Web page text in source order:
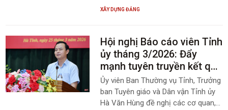
tra, giám sát và thi hành kỷ luật của
số dự thảo văn bản quan trọng.
Đồng chí Trần Mạnh Hùng, Phó Bí
thư chuyên trách Đảng ủy, Chủ
nhiệm Ủy ban Kiểm tra Đảng ủy chủ
trì với sự tham dự của các đồng chí
Phó Chủ nhiệm, Ủy viên Ủy ban Kiểm
tra Đảng ủy.
XÂY DỰNG ĐẢNG
Hội nghị Báo cáo viên Tỉnh
ủy tháng 3/2026: Đẩy
mạnh tuyên truyền kết quả
bầu cử và các nhiệm vụ
trọng tâm
Ủy viên Ban Thường vụ Tỉnh, Trưởng
ban Tuyên giáo và Dân vận Tỉnh ủy
Hà Văn Hùng đề nghị các cơ quan,